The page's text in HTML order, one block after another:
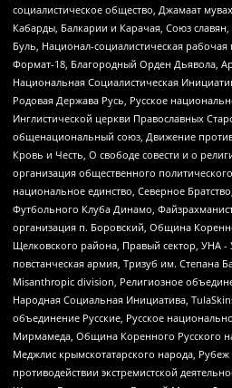
социалистическое общество, Джамаат
Кабарды, Балкарии и Карачая, Союз
Буль, Национал-социалистическая
Формат-18, Благородный Орден Дьявола,
Национальная Социалистическая
Родовая Держава Русь, Русское
Инглистической церкви Православных
общенациональный союз, Движение
Кровь и Честь, О свободе совести и о
организация общественного
национальное единство, Северное
Футбольного Клуба Динамо,
организация п. Боровский, Община
Щелковского района, Правый сектор, УНА
повстанческая армия, Тризуб им. Степана
Misanthropic division, Религиозное
Народная Социальная Инициатива,
объединение Русские, Русское
Мирмамеда, Община Коренного Русского
Меджлис крымскотатарского народа,
противодействии экстремистской